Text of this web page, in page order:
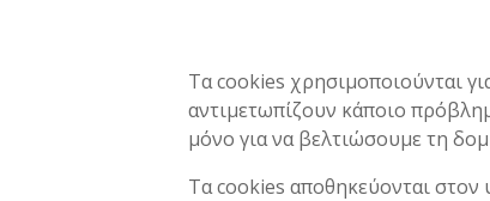
Τα cookies χρησιμοποιούνται
αντιμετωπίζουν κάποιο
μόνο για να βελτιώσουμε τη
Τα cookies αποθηκεύονται